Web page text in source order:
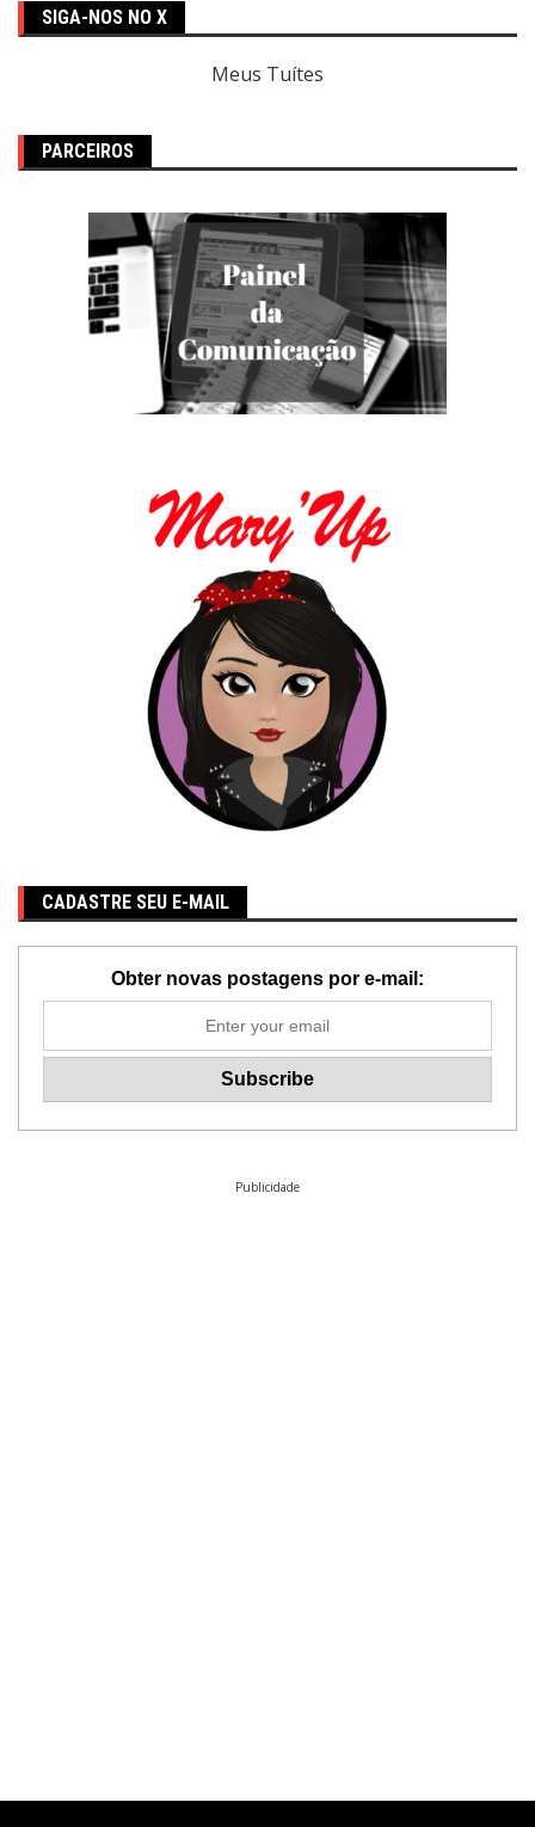
SIGA-NOS NO X
Meus Tuítes
PARCEIROS
CADASTRE SEU E-MAIL
Obter novas postagens por e-mail:
Publicidade